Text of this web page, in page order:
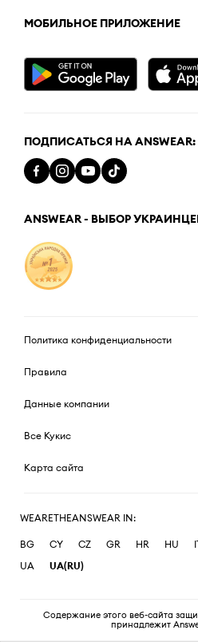
МОБИЛЬНОЕ ПРИЛОЖЕНИЕ
ПОДПИСАТЬСЯ НА ANSWEAR:
ANSWEAR - ВЫБОР
Политика конфиденциальности
Правила
Данные компании
Все Кукис
Карта сайта
WEARETHEANSWEAR IN:
BG CY CZ GR HR HU
UA
UA(RU)
Содержание этого веб-сайта
принадлежит